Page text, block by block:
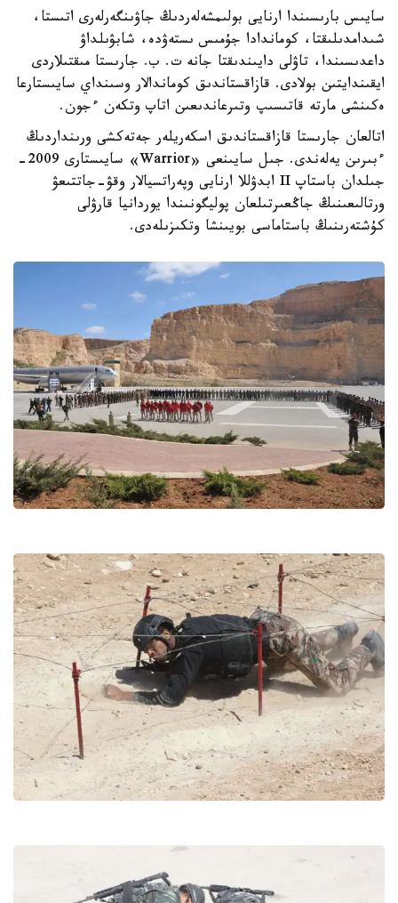
سايىس بارىسىندا ارنايى بولىمشەلەردىڭ جاۋىنگەرلەرى اتىستا،
شىدامدىلىقتا، كوماندادا جۇمىس ىستەۋدە، شابۋىلداۋ
داعدىسىندا، تاۋلى دايىندىقتا جانە ت. ب. جارىستا مىقتىلاردى
ايقىندايتىن بولادى. قازاقستاندىق كوماندالار وسىنداي سايىستارعا
ەكىنشى مارتە قاتىسىپ وتىرعاندىعىن اتاپ وتكەن ءجون.
اتالعان جارىستا قازاقستاندىق اسكەريلەر جەتەكشى ورىنداردىڭ
ءبىرىن يەلەندى. جىل سايىنعى «Warrior» سايىستارى 2009-
جىلدان باستاپ II ابدۋللا ارنايى وپەراتسيالار وقۋ-جاتتىعۋ
ورتالىعىنىڭ جاڭعىرتىلعان پوليگونىندا يوردانيا قارۋلى
كۇشتەرىنىڭ باستاماسى بويىنشا وتكىزىلەدى.